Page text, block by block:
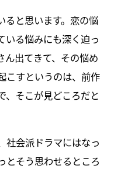
ると思います。恋の悩
いる悩みにも深く迫っ
ん出てきて、その悩め
こすというのは、前作
、そこが見どころだと
会派ドラマにはなっ
とそう思わせるところ